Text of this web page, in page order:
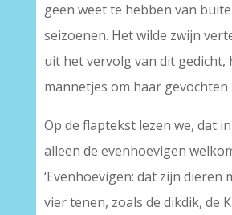
geen weet te hebben van
seizoenen. Het wilde zwijn
uit het vervolg van dit gedicht,
mannetjes om haar gevochten
Op de flaptekst lezen we, dat
alleen de evenhoevigen
‘Evenhoevigen: dat zijn dieren
vier tenen, zoals de dikdik, de